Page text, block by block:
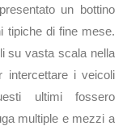
un bottino
tipiche di fine mese.
su vasta scala nella
intercettare i veicoli
ultimi fossero
multiple e mezzi a